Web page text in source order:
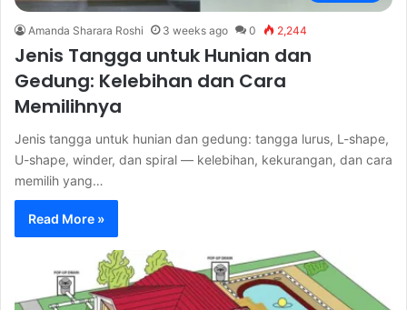
Amanda Sharara Roshi 3 weeks ago 0 2,244
Jenis Tangga untuk Hunian dan
Gedung: Kelebihan dan Cara
Memilihnya
Jenis tangga untuk hunian dan gedung: tangga lurus, L-shape,
U-shape, winder, dan spiral — kelebihan, kekurangan, dan cara
memilih yang…
Read More »